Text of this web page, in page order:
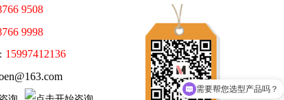
9508
9998
15997412136
需要帮您选型产品吗？